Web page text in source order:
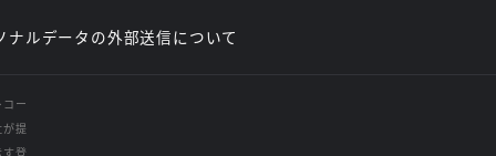
ナルデータの外部送信について
ー
提
登